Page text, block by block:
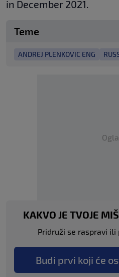
in December 2021.
Teme
ANDREJ PLENKOVIC ENG
KAKVO JE TVOJE
Pridruži se raspravi
Budi prvi koji će